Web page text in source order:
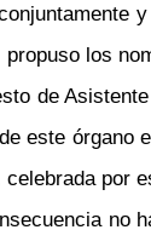
los
de
este
por
no